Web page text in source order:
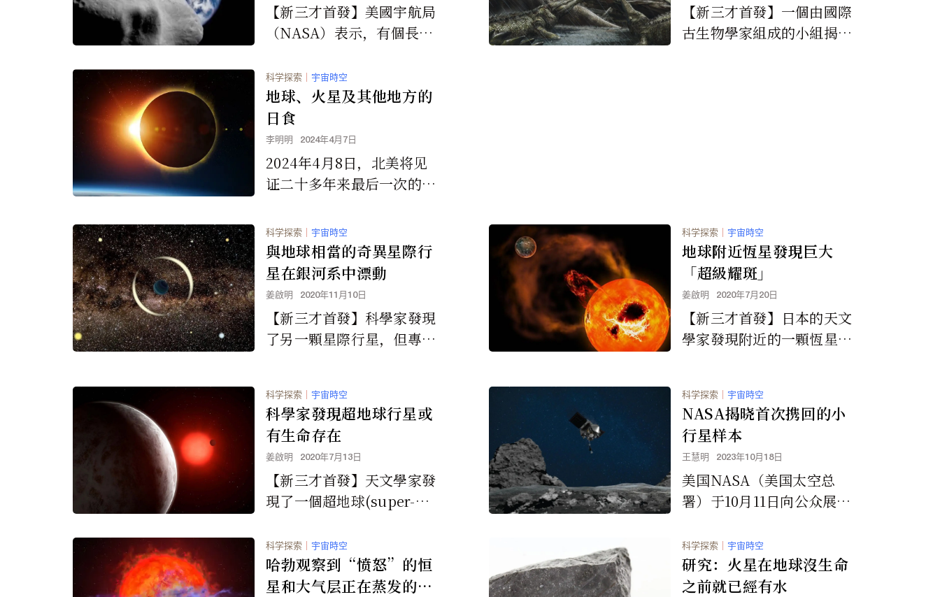
【新三才首發】美國宇航局
（NASA）表示，有個長1,1
的小行星將於6月6日略過
地球，最靠近時...
【新三才首發】一個由國際
古生物學家組成的小組揭示
科学探索 ｜ 宇宙時空
地球、火星及其他地方的
日食
李明明 2024年4月7日
2024年4月8日，北美将见
证二十多年来最后一次的日
地区将经历这罕见的天体事
件。当月球直接经过太阳和
地球之间时，就会发生日全
食，太阳的圆盘被遮挡，在
日全食期间可观察到日冕。
科学探索 ｜ 宇宙時空
與地球相當的奇異星際行
星在銀河系中漂動
姜啟明 2020年11月10日
【新三才首發】科學家發現
了另一顆星際行星，但專家
中。 研究人員在ar...
科学探索 ｜ 宇宙時空
地球附近恆星發現巨大
「超級耀斑」
姜啟明 2020年7月20日
【新三才首發】日本的天文
學家發現附近的一顆恆星出
的研究人員在銀河系...
科学探索 ｜ 宇宙時空
科學家發現超地球行星或
有生命存在
姜啟明 2020年7月13日
【新三才首發】天文學家發
現了一個超地球(super-Ea
最亮的紅矮星Gliese 887...
科学探索 ｜ 宇宙時空
NASA揭晓首次携回的小
行星样本
王慧明 2023年10月18日
美国NASA（美国太空总
署）于10月11日向公众展示
子内发现的东西，该罐子于
上个月重返地球，携带有史
以来从小行星表面挖出的最
科学探索 ｜ 宇宙時空
哈勃观察到“愤怒”的恒
星和大气层正在蒸发的行
科学探索 ｜ 宇宙時空
研究：火星在地球沒生命
之前就已經有水